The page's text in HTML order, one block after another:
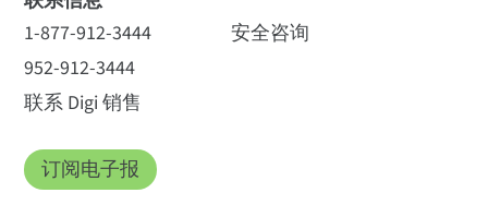
1-877-912-3444
952-912-3444
联系 Digi 销售
安全咨询
订阅电子报